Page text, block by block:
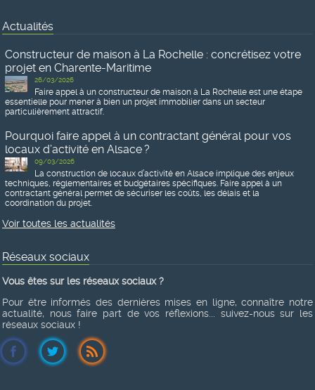
Actualités
Constructeur de maison à La Rochelle : concrétisez votre
projet en Charente-Maritime
26/03/2026
Faire appel à un constructeur de maison à La Rochelle est une étape
essentielle pour mener à bien un projet immobilier dans un secteur
particulièrement attractif.
Pourquoi faire appel à un contractant général pour vos
locaux d’activité en Alsace ?
09/03/2026
La construction de locaux d’activité en Alsace implique des enjeux
techniques, réglementaires et budgétaires spécifiques. Faire appel à un
contractant général permet de sécuriser les coûts, les délais et la
coordination du projet.
Voir toutes les actualités
Réseaux sociaux
Vous êtes sur les réseaux sociaux ?
Pour être informés des dernières mises en ligne, connaître notre
actualité, nous faire part de vos réflexions... suivez-nous sur les
réseaux sociaux !